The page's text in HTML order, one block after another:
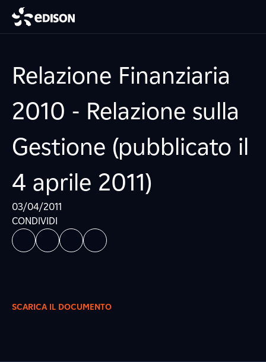
Relazione Finanziaria
2010 - Relazione sulla
Gestione (pubblicato il
4 aprile 2011)
03/04/2011
CONDIVIDI
SCARICA IL DOCUMENTO